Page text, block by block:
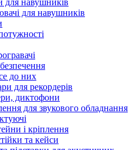
для навушників
для навушників
до них
для рекордерів
диктофони
для звукового обладнання
і кріплення
та кейси